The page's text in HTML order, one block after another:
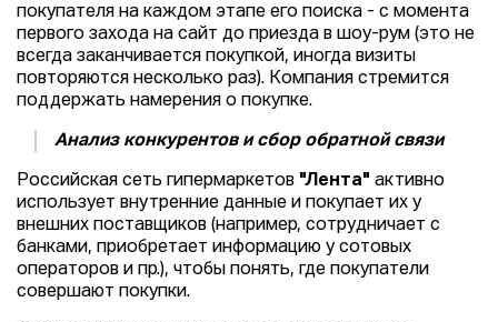
покупателя на каждом этапе его поиска - с момента
первого захода на сайт до приезда в шоу-рум (это не
всегда заканчивается покупкой, иногда визиты
повторяются несколько раз). Компания стремится
поддержать намерения о покупке.
Анализ конкурентов и сбор обратной связи
Российская сеть гипермаркетов "Лента" активно
использует внутренние данные и покупает их у
внешних поставщиков (например, сотрудничает с
банками, приобретает информацию у сотовых
операторов и пр.), чтобы понять, где покупатели
совершают покупки.